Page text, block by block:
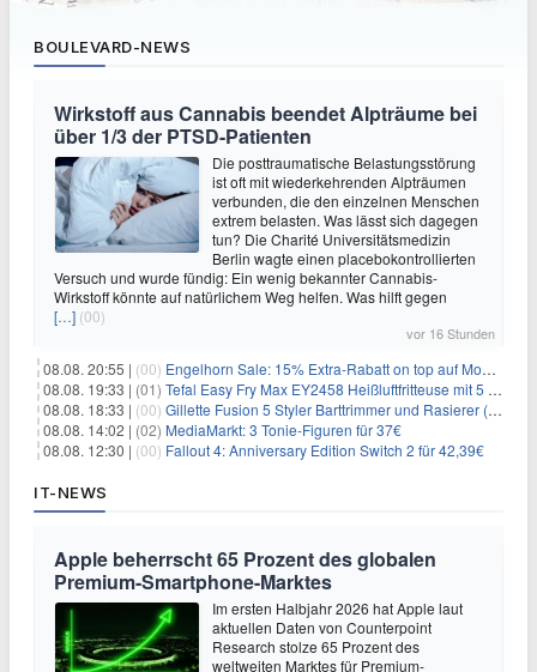
BOULEVARD-NEWS
Wirkstoff aus Cannabis beendet Alpträume bei
über 1/3 der PTSD-Patienten
Die posttraumatische Belastungsstörung
ist oft mit wiederkehrenden Alpträumen
verbunden, die den einzelnen Menschen
extrem belasten. Was lässt sich dagegen
tun? Die Charité Universitätsmedizin
Berlin wagte einen placebokontrollierten
Versuch und wurde fündig: Ein wenig bekannter Cannabis-
Wirkstoff könnte auf natürlichem Weg helfen. Was hilft gegen
[…] (00)
vor 16 Stunden
08.08. 20:55 | (00) Engelhorn Sale: 15% Extra-Rabatt on top auf Mode- und Sport-Artikel
08.08. 19:33 | (01) Tefal Easy Fry Max EY2458 Heißluftfritteuse mit 5 Litern für 64,99€
08.08. 18:33 | (00) Gillette Fusion 5 Styler Barttrimmer und Rasierer (All in One) für 16€
08.08. 14:02 | (02) MediaMarkt: 3 Tonie-Figuren für 37€
08.08. 12:30 | (00) Fallout 4: Anniversary Edition Switch 2 für 42,39€
IT-NEWS
Apple beherrscht 65 Prozent des globalen
Premium-Smartphone-Marktes
Im ersten Halbjahr 2026 hat Apple laut
aktuellen Daten von Counterpoint
Research stolze 65 Prozent des
weltweiten Marktes für Premium-